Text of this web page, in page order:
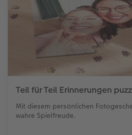
Teil für Teil Erinnerungen
Mit diesem persönlichen
wahre Spielfreude.